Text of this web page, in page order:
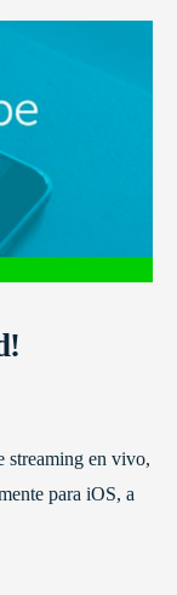
streaming en vivo,
para iOS, a